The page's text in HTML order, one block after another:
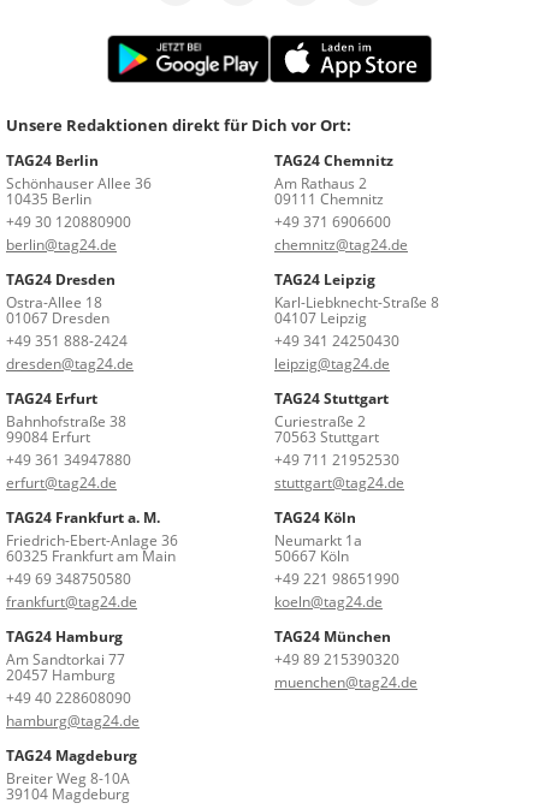
Unsere Redaktionen direkt für Dich vor Ort:
TAG24 Berlin
Schönhauser Allee 36
10435 Berlin
+49 30 120880900
berlin@tag24.de
TAG24 Chemnitz
Am Rathaus 2
09111 Chemnitz
+49 371 6906600
chemnitz@tag24.de
TAG24 Dresden
Ostra-Allee 18
01067 Dresden
+49 351 888-2424
dresden@tag24.de
TAG24 Leipzig
Karl-Liebknecht-Straße 8
04107 Leipzig
+49 341 24250430
leipzig@tag24.de
TAG24 Erfurt
Bahnhofstraße 38
99084 Erfurt
+49 361 34947880
erfurt@tag24.de
TAG24 Stuttgart
Curiestraße 2
70563 Stuttgart
+49 711 21952530
stuttgart@tag24.de
TAG24 Frankfurt a. M.
Friedrich-Ebert-Anlage 36
60325 Frankfurt am Main
+49 69 348750580
frankfurt@tag24.de
TAG24 Köln
Neumarkt 1a
50667 Köln
+49 221 98651990
koeln@tag24.de
TAG24 Hamburg
Am Sandtorkai 77
20457 Hamburg
+49 40 228608090
hamburg@tag24.de
TAG24 München
+49 89 215390320
muenchen@tag24.de
TAG24 Magdeburg
Breiter Weg 8-10A
39104 Magdeburg